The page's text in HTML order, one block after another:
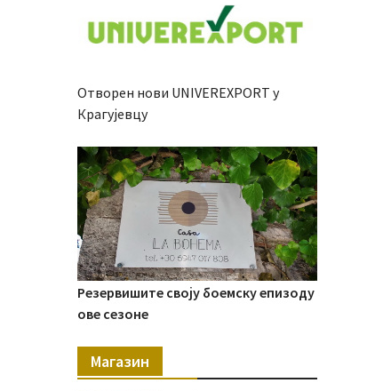
Отворен нови UNIVEREXPORT у
Крагујевцу
Резервишите своју боемску епизоду
ове сезоне
Магазин